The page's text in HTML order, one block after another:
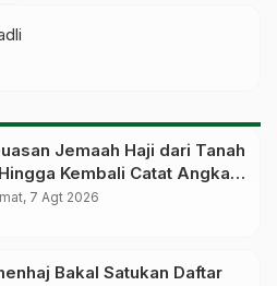
Jemaah Haji dari Tanah
Kembali Catat Angka
Persen
7 Agt 2026
Bakal Satukan Daftar